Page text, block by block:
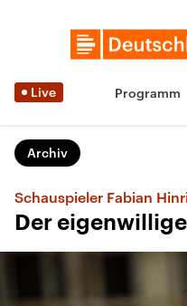
Live Programm
Archiv
Schauspieler Fabian
Der